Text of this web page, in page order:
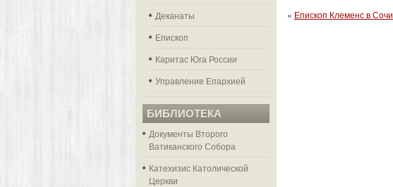
Деканаты
Епископ
Каритас Юга России
Управление Епархией
БИБЛИОТЕКА
Документы Второго
Ватиканского Собора
Катехизис Католической
Церкви
« Епископ Клеменс в Сочи